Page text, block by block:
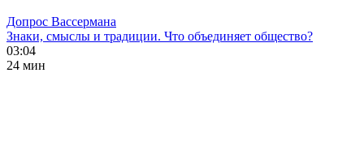
Допрос Вассермана
Знаки, смыслы и традиции. Что объединяет общество?
03:04
24 мин